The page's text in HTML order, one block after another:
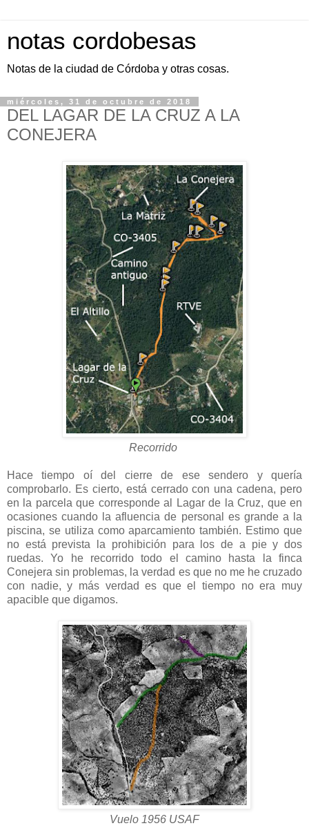
notas cordobesas
Notas de la ciudad de Córdoba y otras cosas.
miércoles, 31 de octubre de 2018
DEL LAGAR DE LA CRUZ A LA
CONEJERA
Recorrido
Hace tiempo oí del cierre de ese sendero y quería
comprobarlo. Es cierto, está cerrado con una cadena, pero
en la parcela que corresponde al Lagar de la Cruz, que en
ocasiones cuando la afluencia de personal es grande a la
piscina, se utiliza como aparcamiento también. Estimo que
no está prevista la prohibición para los de a pie y dos
ruedas. Yo he recorrido todo el camino hasta la finca
Conejera sin problemas, la verdad es que no me he cruzado
con nadie, y más verdad es que el tiempo no era muy
apacible que digamos.
Vuelo 1956 USAF